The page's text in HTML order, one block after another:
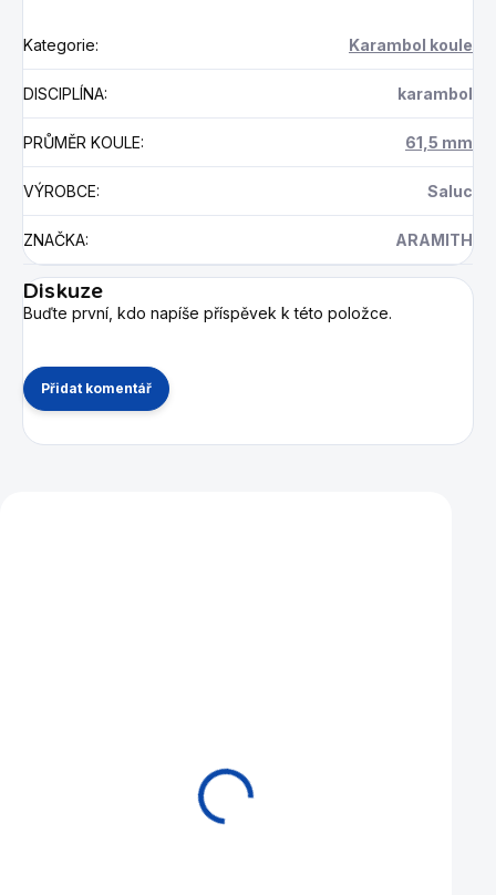
Kategorie: Karambol koule
DISCIPLÍNA: karambol
PRŮMĚR KOULE: 61,5 mm
VÝROBCE: Saluc
ZNAČKA: ARAMITH
Diskuze
Buďte první, kdo napíše příspěvek k této položce.
Přidat komentář